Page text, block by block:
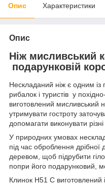
Опис Характеристики
Опис
Ніж мисливський
подарунковій
Нескладаний ніж є одним із
рибалок і туристів у
виготовлений мисливський
утримувати гостроту
допомагати виконувати
У природних умовах
під час оброблення
деревом, щоб підрубити
попри його подарунковий,
Клинок H51 C виготовлений